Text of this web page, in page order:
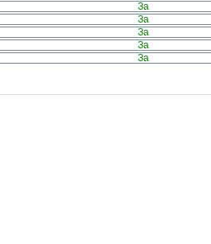
За
За
За
За
За